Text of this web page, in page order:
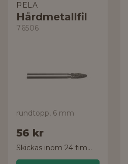
PELA
Hårdmetallfil
76506
rundtopp, 6 mm
56 kr
Skickas inom 24 timmar!